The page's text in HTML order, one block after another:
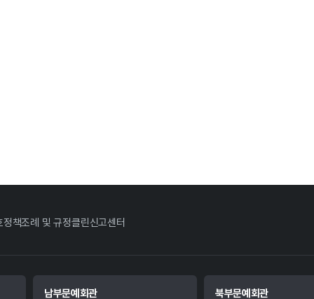
정책조례 및 규정클린신고센터
남부문예회관 북부문예회관